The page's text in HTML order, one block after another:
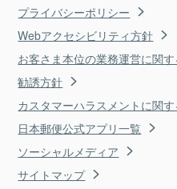
プライバシーポリシー
Webアクセシビリティ方針
お客さま本位の業務運営に関
勧誘方針
カスタマーハラスメントに関
日本郵便公式アプリ一覧
ソーシャルメディア
サイトマップ